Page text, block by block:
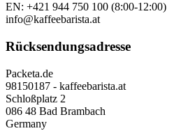
EN: +421 944 750 100 (8:00-12:00)
info@kaffeebarista.at
Rücksendungsadresse
Packeta.de
98150187 - kaffeebarista.at
Schloßplatz 2
086 48 Bad Brambach
Germany